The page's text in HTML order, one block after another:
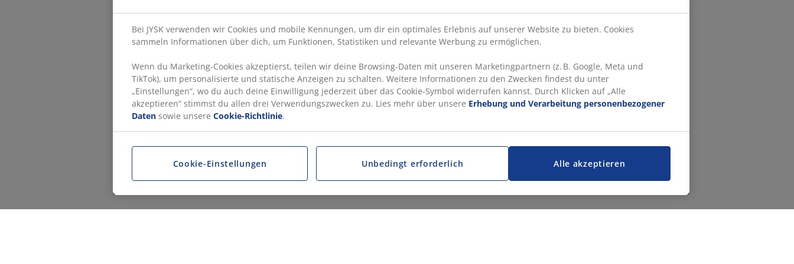
Bei JYSK verwenden wir Cookies und mobile Kennungen, um dir ein optimales Erlebnis auf unserer Website zu bieten. Cookies
sammeln Informationen über dich, um Funktionen, Statistiken und relevante Werbung zu ermöglichen.
Wenn du Marketing-Cookies akzeptierst, teilen wir deine Browsing-Daten mit unseren Marketingpartnern (z. B. Google, Meta und
TikTok), um personalisierte und statische Anzeigen zu schalten. Weitere Informationen zu den Zwecken findest du unter
„Einstellungen“, wo du auch deine Einwilligung jederzeit über das Cookie-Symbol widerrufen kannst. Durch Klicken auf „Alle
akzeptieren“ stimmst du allen drei Verwendungszwecken zu. Lies mehr über unsere Erhebung und Verarbeitung personenbezogener
Daten sowie unsere Cookie-Richtlinie.
Alle akzeptieren
Cookie-Einstellungen Unbedingt erforderlich